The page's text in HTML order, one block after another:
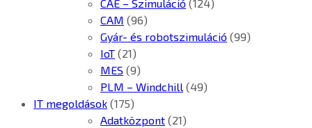
CAE – Szimuláció (124)
CAM (96)
Gyár- és robotszimuláció (99)
IoT (21)
MES (9)
PLM – Windchill (49)
IT megoldások (175)
Adatközpont (21)